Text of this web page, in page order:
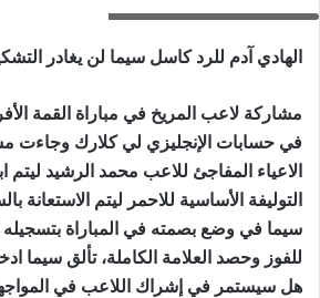
الهادي آدم للرد كاسل سيما لن يغادر
مشاركة لاعب المريخ في مباراة القمة
في حسابات الإنجليزي لي كلارك وجاءت
الاعياء المفاجئ للاعب محمد الرشيد
التوليفة الأساسية للاحمر ليتم الاستعانة
سيما في وضع بصمته في المباراة بتسجيله
للفوز وحصد العلامة الكاملة، تألق سيما
هل سيستمر في إشراك اللاعب في